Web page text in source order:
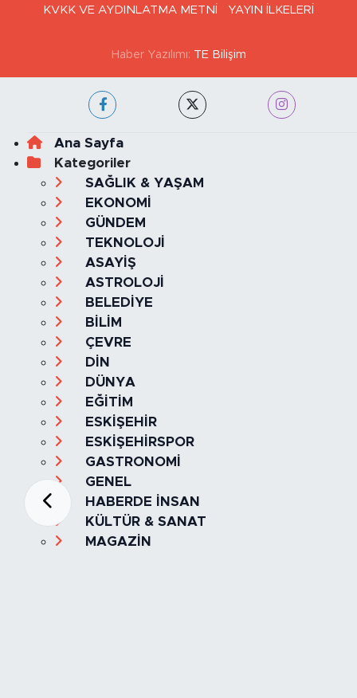
KVKK VE AYDINLATMA METNİ
YAYIN İLKELERİ
Haber Yazılımı: TE Bilişim
Ana Sayfa
Kategoriler
SAĞLIK & YAŞAM
EKONOMİ
GÜNDEM
TEKNOLOJİ
ASAYİŞ
ASTROLOJİ
BELEDİYE
BİLİM
ÇEVRE
DİN
DÜNYA
EĞİTİM
ESKİŞEHİR
ESKİŞEHİRSPOR
GASTRONOMİ
GENEL
HABERDE İNSAN
KÜLTÜR & SANAT
MAGAZİN